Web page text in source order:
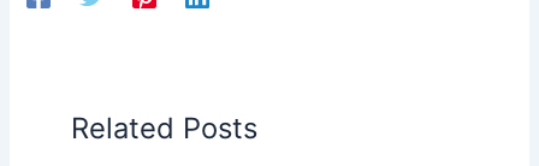
Related Posts